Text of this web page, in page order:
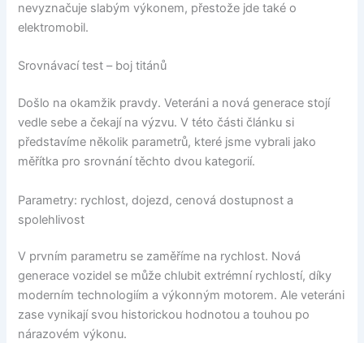
nevyznačuje slabým výkonem, přestože jde také o
elektromobil.
Srovnávací test – boj titánů
Došlo na okamžik pravdy. Veteráni a nová generace stojí
vedle sebe a čekají na výzvu. V této části článku si
představíme několik parametrů, které jsme vybrali jako
měřítka pro srovnání těchto dvou kategorií.
Parametry: rychlost, dojezd, cenová dostupnost a
spolehlivost
V prvním parametru se zaměříme na rychlost. Nová
generace vozidel se může chlubit extrémní rychlostí, díky
moderním technologiím a výkonným motorem. Ale veteráni
zase vynikají svou historickou hodnotou a touhou po
nárazovém výkonu.